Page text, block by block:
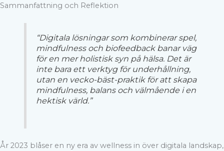
Sammanfattning och Reflektion
“Digitala lösningar som kombinerar spel,
mindfulness och biofeedback banar väg
för en mer holistisk syn på hälsa. Det är
inte bara ett verktyg för underhållning,
utan en vecko-bäst-praktik för att skapa
mindfulness, balans och välmående i en
hektisk värld.”
År 2023 blåser en ny era av wellness in över digitala landskap,